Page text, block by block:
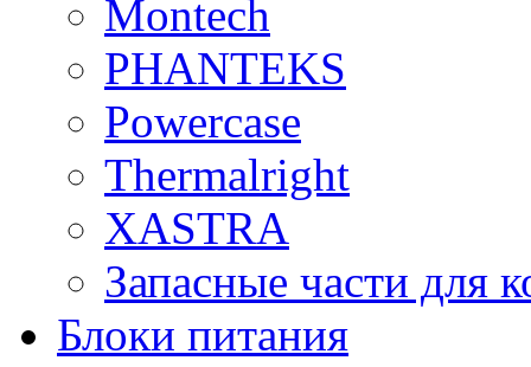
Montech
PHANTEKS
Powercase
Thermalright
XASTRA
Запасные части для
Блоки питания